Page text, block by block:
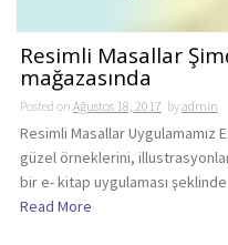
Resimli Masallar
mağazasında
Posted on Ağustos 18, 2017 byadmin
Resimli Masallar Uygulamamız
güzel örneklerini,
bir e- kitap uygulaması
Read More